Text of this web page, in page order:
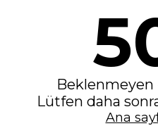
Beklenmeyen
Lütfen daha
Ana